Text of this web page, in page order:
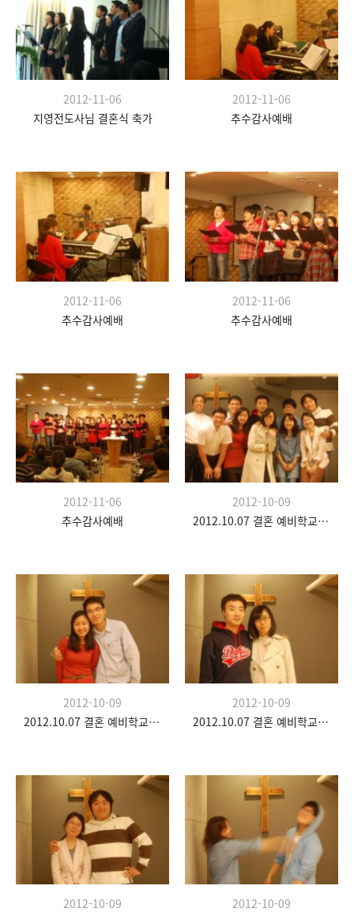
2012-11-06
지영전도사님 결혼식 축가
2012-11-06
추수감사예배
2012-11-06
추수감사예배
2012-11-06
추수감사예배
2012-11-06
추수감사예배
2012-10-09
2012.10.07 결혼 예비학교 두 번째 시간
2012-10-09
2012.10.07 결혼 예비학교 두 번째 시간
2012-10-09
2012.10.07 결혼 예비학교 두 번째 시간
2012-10-09
2012-10-09